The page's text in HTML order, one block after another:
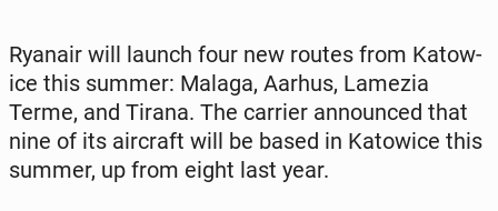
Ryanair will launch four new routes from Ka­tow­
ice this summer: Malaga, Aarhus, Lamezia
Terme, and Tirana. The carrier an­nounced that
nine of its air­craft will be based in Ka­tow­ice this
summer, up from eight last year.